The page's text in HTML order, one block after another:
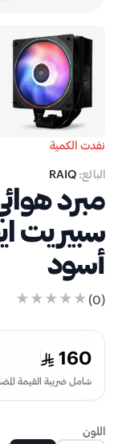
نفدت الكمية
البائع: RAIQ
مبرد
أسود
(
0
)
160
شامل ضريبة القيمة
اللون